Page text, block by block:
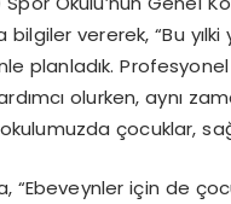
bilgiler vererek, “Bu
planladık.
olurken, aynı
çocuklar,
“Ebeveynler için de